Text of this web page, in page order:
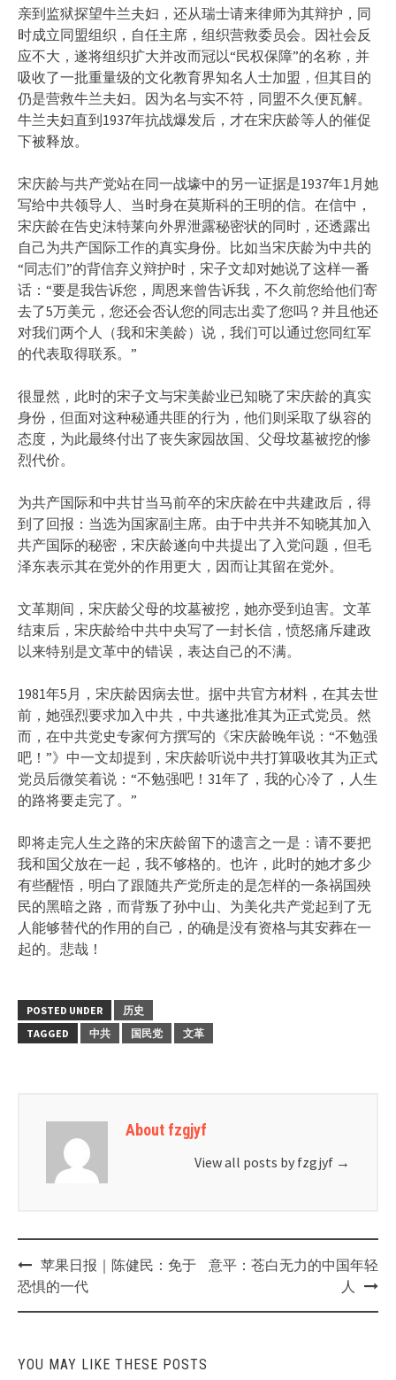
亲到监狱探望牛兰夫妇，还从瑞士请来律师为其辩护，同
时成立同盟组织，自任主席，组织营救委员会。因社会反
应不大，遂将组织扩大并改而冠以“民权保障”的名称，并
吸收了一批重量级的文化教育界知名人士加盟，但其目的
仍是营救牛兰夫妇。因为名与实不符，同盟不久便瓦解。
牛兰夫妇直到1937年抗战爆发后，才在宋庆龄等人的催促
下被释放。
宋庆龄与共产党站在同一战壕中的另一证据是1937年1月她
写给中共领导人、当时身在莫斯科的王明的信。在信中，
宋庆龄在告史沫特莱向外界泄露秘密状的同时，还透露出
自己为共产国际工作的真实身份。比如当宋庆龄为中共的
“同志们”的背信弃义辩护时，宋子文却对她说了这样一番
话：“要是我告诉您，周恩来曾告诉我，不久前您给他们寄
去了5万美元，您还会否认您的同志出卖了您吗？并且他还
对我们两个人（我和宋美龄）说，我们可以通过您同红军
的代表取得联系。”
很显然，此时的宋子文与宋美龄业已知晓了宋庆龄的真实
身份，但面对这种秘通共匪的行为，他们则采取了纵容的
态度，为此最终付出了丧失家园故国、父母坟墓被挖的惨
烈代价。
为共产国际和中共甘当马前卒的宋庆龄在中共建政后，得
到了回报：当选为国家副主席。由于中共并不知晓其加入
共产国际的秘密，宋庆龄遂向中共提出了入党问题，但毛
泽东表示其在党外的作用更大，因而让其留在党外。
文革期间，宋庆龄父母的坟墓被挖，她亦受到迫害。文革
结束后，宋庆龄给中共中央写了一封长信，愤怒痛斥建政
以来特别是文革中的错误，表达自己的不满。
1981年5月，宋庆龄因病去世。据中共官方材料，在其去世
前，她强烈要求加入中共，中共遂批准其为正式党员。然
而，在中共党史专家何方撰写的《宋庆龄晚年说：“不勉强
吧！”》中一文却提到，宋庆龄听说中共打算吸收其为正式
党员后微笑着说：“不勉强吧！31年了，我的心冷了，人生
的路将要走完了。”
即将走完人生之路的宋庆龄留下的遗言之一是：请不要把
我和国父放在一起，我不够格的。也许，此时的她才多少
有些醒悟，明白了跟随共产党所走的是怎样的一条祸国殃
民的黑暗之路，而背叛了孙中山、为美化共产党起到了无
人能够替代的作用的自己，的确是没有资格与其安葬在一
起的。悲哉！
POSTED UNDER
历史
TAGGED
中共 国民党 文革
About fzgjyf
View all posts by fzgjyf →
Post
navigation
苹果日报｜陈健民：免于
恐惧的一代
意平：苍白无力的中国年轻
人
YOU MAY LIKE THESE POSTS